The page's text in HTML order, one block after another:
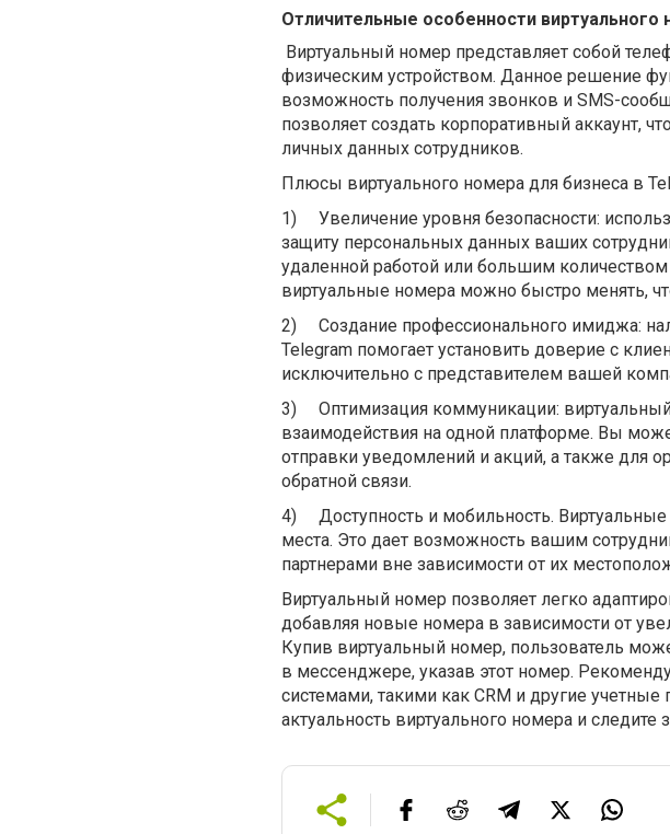
Отличительные особенности виртуального
Виртуальный номер представляет собой
физическим устройством. Данное решение
возможность получения звонков и SMS-
позволяет создать корпоративный аккаунт,
личных данных сотрудников.
Плюсы виртуального номера для бизнеса в
1)
Увеличение уровня безопасности:
защиту персональных данных ваших
удаленной работой или большим
виртуальные номера можно быстро менять,
2)
Создание профессионального имиджа:
Telegram помогает установить доверие с
исключительно с представителем вашей
3)
Оптимизация коммуникации:
взаимодействия на одной платформе. Вы
отправки уведомлений и акций, а также для
обратной связи.
4)
Доступность и мобильность.
места. Это дает возможность вашим
партнерами вне зависимости от их
Виртуальный номер позволяет легко
добавляя новые номера в зависимости от
Купив виртуальный номер, пользователь
в мессенджере, указав этот номер.
системами, такими как CRM и другие
актуальность виртуального номера и следите